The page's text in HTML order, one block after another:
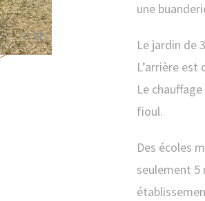
une
Le jardin de
L’arrière est
Le
fioul.
Des écoles
seulement 5